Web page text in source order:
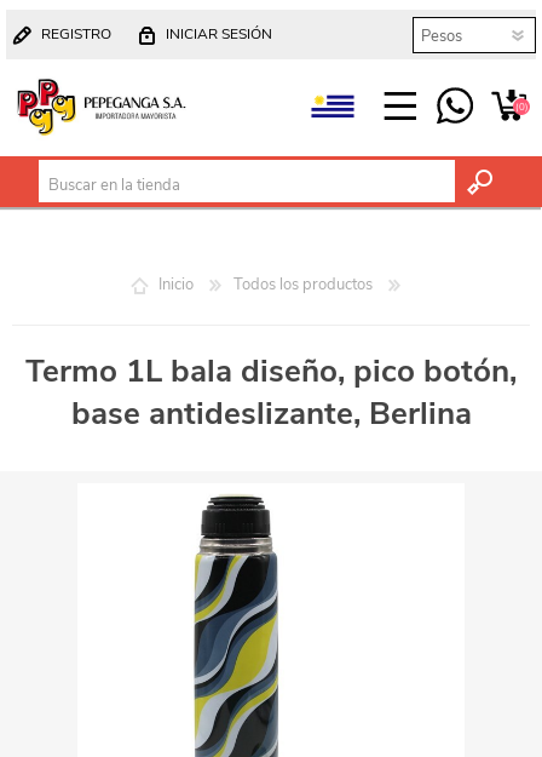
REGISTRO INICIAR SESIÓN
(0)
Inicio Todos los productos
Termo 1L bala diseño, pico botón,
base antideslizante, Berlina